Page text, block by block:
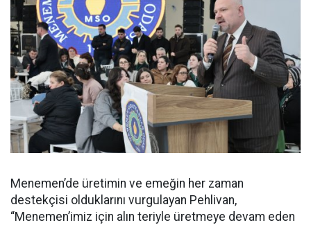
Menemen’de üretimin ve emeğin her zaman
destekçisi olduklarını vurgulayan Pehlivan,
“Menemen’imiz için alın teriyle üretmeye devam eden